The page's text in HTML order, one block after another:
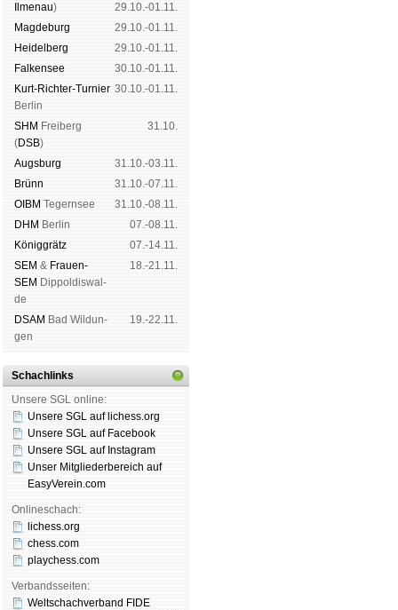
Il­me­nau)
29.10.-01.11.
Mag­de­burg
29.10.-01.11.
Hei­del­berg
29.10.-01.11.
Fal­ken­see
30.10.-01.11.
Kurt-Rich­ter-Tur­nier
Ber­lin
30.10.-01.11.
SHM Frei­berg
(DSB)
31.10.
Augs­burg
31.10.-03.11.
Brünn
31.10.-07.11.
OIBM Tegern­see
31.10.-08.11.
DHM Ber­lin
07.-08.11.
König­grätz
07.-14.11.
SEM & Frauen-
SEM Dip­pol­dis­wal­
de
18.-21.11.
DSAM Bad Wil­dun­
gen
19.-22.11.
Schachlinks
Unsere SGL online:
Unsere SGL auf li­chess.org
Unsere SGL auf Face­book
Unsere SGL auf Insta­gram
Unser Mitgliederbereich auf
EasyVerein.com
Onlineschach:
lichess.org
chess.com
playchess.com
Verbandsseiten:
Weltschachverband FIDE